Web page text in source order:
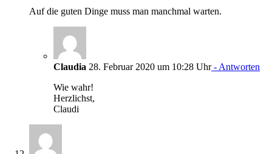
Auf die guten Dinge muss man manchmal warten.
Claudia 28. Februar 2020 um 10:28 Uhr- Antworten
Wie wahr!
Herzlichst,
Claudi